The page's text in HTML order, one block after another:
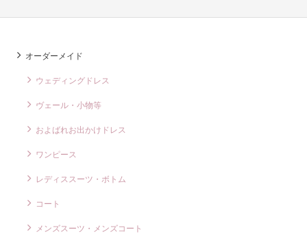
オーダーメイド
ウェディングドレス
ヴェール・小物等
およばれお出かけドレス
ワンピース
レディススーツ・ボトム
コート
メンズスーツ・メンズコート